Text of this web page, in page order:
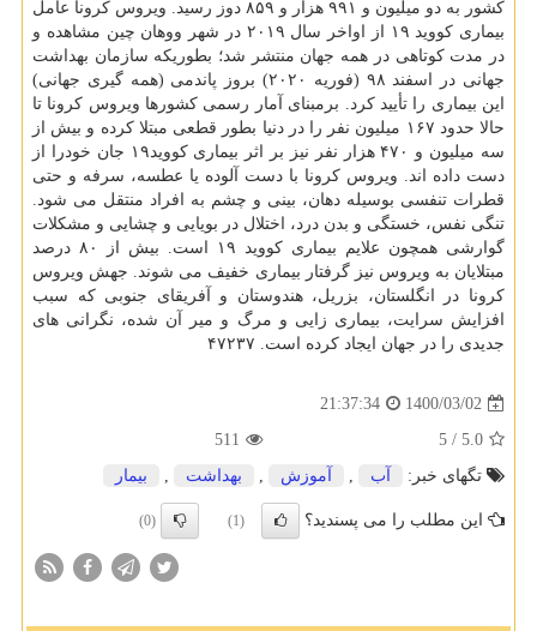
کشور به دو میلیون و ۹۹۱ هزار و ۸۵۹ دوز رسید. ویروس کرونا عامل
بیماری کووید ۱۹ از اواخر سال ۲۰۱۹ در شهر ووهان چین مشاهده و
در مدت کوتاهی در همه جهان منتشر شد؛ بطوریکه سازمان بهداشت
جهانی در اسفند ۹۸ (فوریه ۲۰۲۰) بروز پاندمی (همه گیری جهانی)
این بیماری را تأیید کرد. برمبنای آمار رسمی کشورها ویروس کرونا تا
حالا حدود ۱۶۷ میلیون نفر را در دنیا بطور قطعی مبتلا کرده و بیش از
سه میلیون و ۴۷۰ هزار نفر نیز بر اثر بیماری کووید۱۹ جان خودرا از
دست داده اند. ویروس کرونا با دست آلوده یا عطسه، سرفه و حتی
قطرات تنفسی بوسیله دهان، بینی و چشم به افراد منتقل می شود.
تنگی نفس، خستگی و بدن درد، اختلال در بویایی و چشایی و مشکلات
گوارشی همچون علایم بیماری کووید ۱۹ است. بیش از ۸۰ درصد
مبتلایان به ویروس نیز گرفتار بیماری خفیف می شوند. جهش ویروس
کرونا در انگلستان، بزریل، هندوستان و آفریقای جنوبی که سبب
افزایش سرایت، بیماری زایی و مرگ و میر آن شده، نگرانی های
جدیدی را در جهان ایجاد کرده است. ۴۷۲۳۷
1400/03/02
21:37:34
5.0
/ 5
511
تگهای خبر:
آب , آموزش , بهداشت , بیمار
این مطلب را می پسندید؟ (1)
(0)